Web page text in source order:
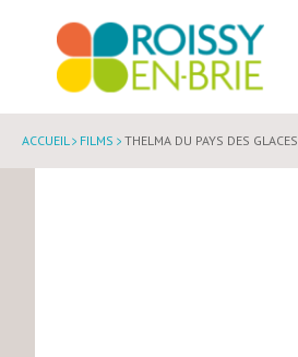
ACCUEIL FILMS THELMA DU PAYS DES GLACES